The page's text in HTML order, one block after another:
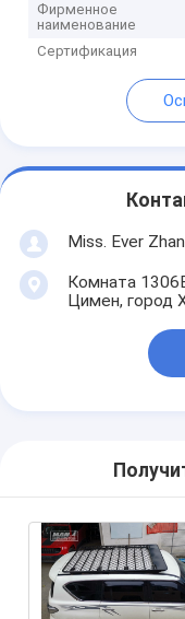
Фирменное
наименование
Сертификация
Miss. Ever
Комната
Цимен, город